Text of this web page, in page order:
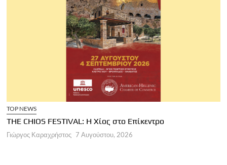
TOP NEWS
THE CHIOS FESTIVAL: Η Χίος στο Επίκεντρο
Γιώργος Καραχρήστος 7 Αυγούστου, 2026